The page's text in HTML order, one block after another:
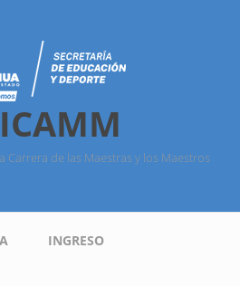
Carrera de las Maestras y los Maestros
INGRESO